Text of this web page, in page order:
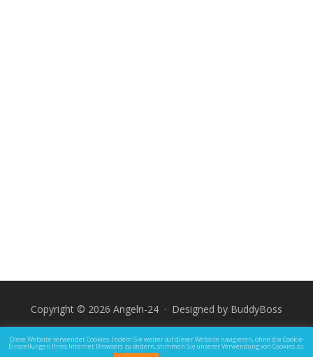
Copyright © 2026 Angeln-24 · Designed by BuddyBoss
Impressum Datenschutz und Rechtliche Hinweise
Diese Website verwendet Cookies. Indem Sie weiter auf dieser Website navigieren, ohne die Cookie-
Einstellungen Ihres Internet Browsers zu ändern, stimmen Sie unserer Verwendung von Cookies zu.